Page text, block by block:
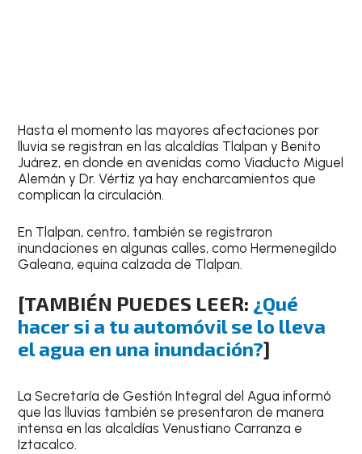
Hasta el momento las mayores afectaciones por
lluvia se registran en las alcaldías Tlalpan y Benito
Juárez, en donde en avenidas como Viaducto Miguel
Alemán y Dr. Vértiz ya hay encharcamientos que
complican la circulación.
En Tlalpan, centro, también se registraron
inundaciones en algunas calles, como Hermenegildo
Galeana, equina calzada de Tlalpan.
[TAMBIÉN PUEDES LEER: ¿Qué
hacer si a tu automóvil se lo lleva
el agua en una inundación?]
La Secretaría de Gestión Integral del Agua informó
que las lluvias también se presentaron de manera
intensa en las alcaldías Venustiano Carranza e
Iztacalco.